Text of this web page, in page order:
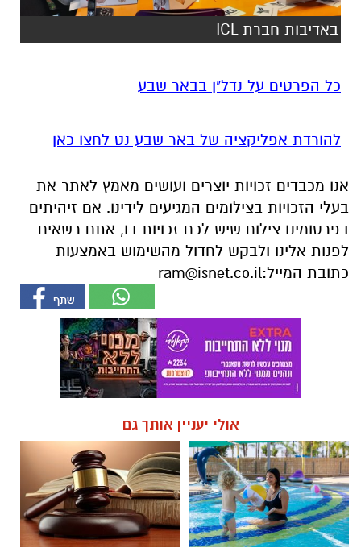
באדיבות חברת ICL
כל הפרטים על נדל"ן בבאר שבע
להורדת אפליקציה של באר שבע נט לחצו כאן
אנו מכבדים זכויות יוצרים ועושים מאמץ לאתר את
בעלי הזכויות בצילומים המגיעים לידינו. אם זיהיתים
בפרסומינו צילום שיש לכם זכויות בו, אתם רשאים
לפנות אלינו ולבקש לחדול מהשימוש באמצעות
כתובת המייל:ram@isnet.co.il
אולי יעניין אותך גם